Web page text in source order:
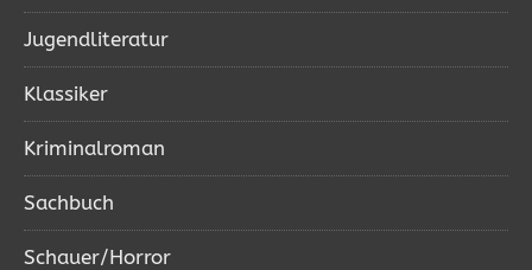
Jugendliteratur
Klassiker
Kriminalroman
Sachbuch
Schauer/Horror